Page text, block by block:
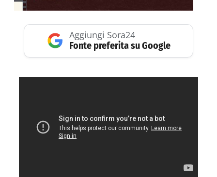
Aggiungi Sora24
Fonte preferita su Google